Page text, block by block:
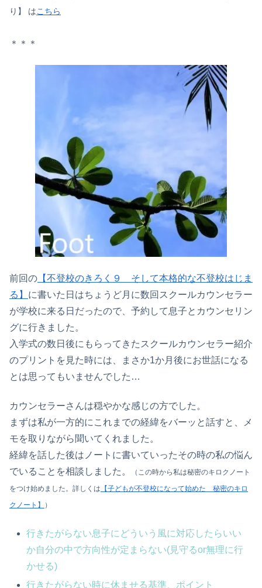
り】 はこちら
＊＊＊
前回の 【不登校のきろく９ そして本格的な不登校はじま
る】 に書いた日はちょうど月に数回スクールカウンセラー
が学校に来る日だったので、予約して息子とカウンセリン
グに行きました。
入学式の数日後にもらってきたスクールカウンセラー紹介
のプリントを見た時には、まさか1か月後にお世話になる
とは思ってもいませんでした…
カウンセラーさんは穏やかな感じの方でした。
まずは私が一方的にこれまでの経緯をバーッと話すと、メ
モを取りながら聞いてくれました。
経緯を話した後はノートに書いていったその時の私の悩ん
でいることを相談しました。
（この時から私は秘密のキロクノート
をつけ始めました。詳しくは 【子どもが不登校になって始めた 秘密のキロ
クノート】
）
行きたがらない息子にどういう風に対応したらいい
か自分の中で方向性が定まらない(見守るor無理に行
かせる)
行きたがらない時に休ませる基準、ポイント